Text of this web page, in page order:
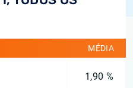
MÉDIA
1,90 %